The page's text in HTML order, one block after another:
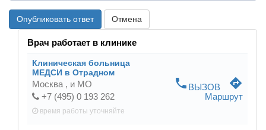
Опубликовать ответ Отмена
Врач работает в клинике
Клиническая больница
МЕДСИ в Отрадном
Москва , и МО
+7 (495) 0 193 262
время работы уточняйте
phone ВЫЗОВ directions
Маршрут